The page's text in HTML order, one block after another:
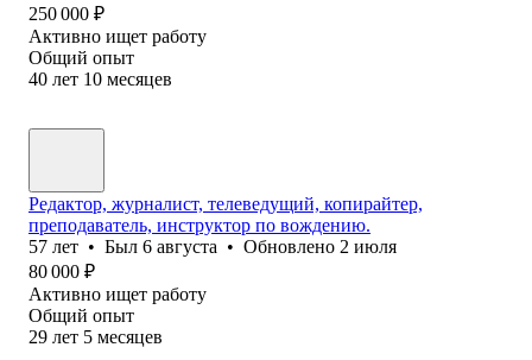
250 000 ₽
Активно ищет работу
Общий опыт
40 лет 10 месяцев
Редактор, журналист, телеведущий, копирайтер,
преподаватель, инструктор по вождению.
57 лет • Был 6 августа • Обновлено 2 июля
80 000 ₽
Активно ищет работу
Общий опыт
29 лет 5 месяцев